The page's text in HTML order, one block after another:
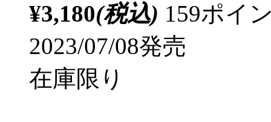
¥3,180(税込) 159ポイ
2023/07/08発売
在庫限り